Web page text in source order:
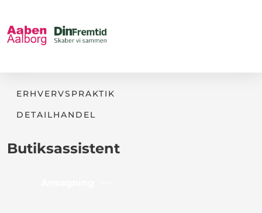
ERHVERVSPRAKTIK
DETAILHANDEL
Butiksassistent